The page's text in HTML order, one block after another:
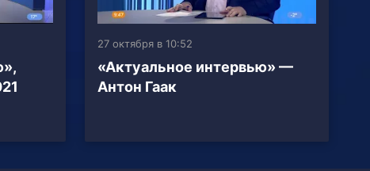
27 октября в 10:52
«Актуальное интервью» —
Антон Гаак